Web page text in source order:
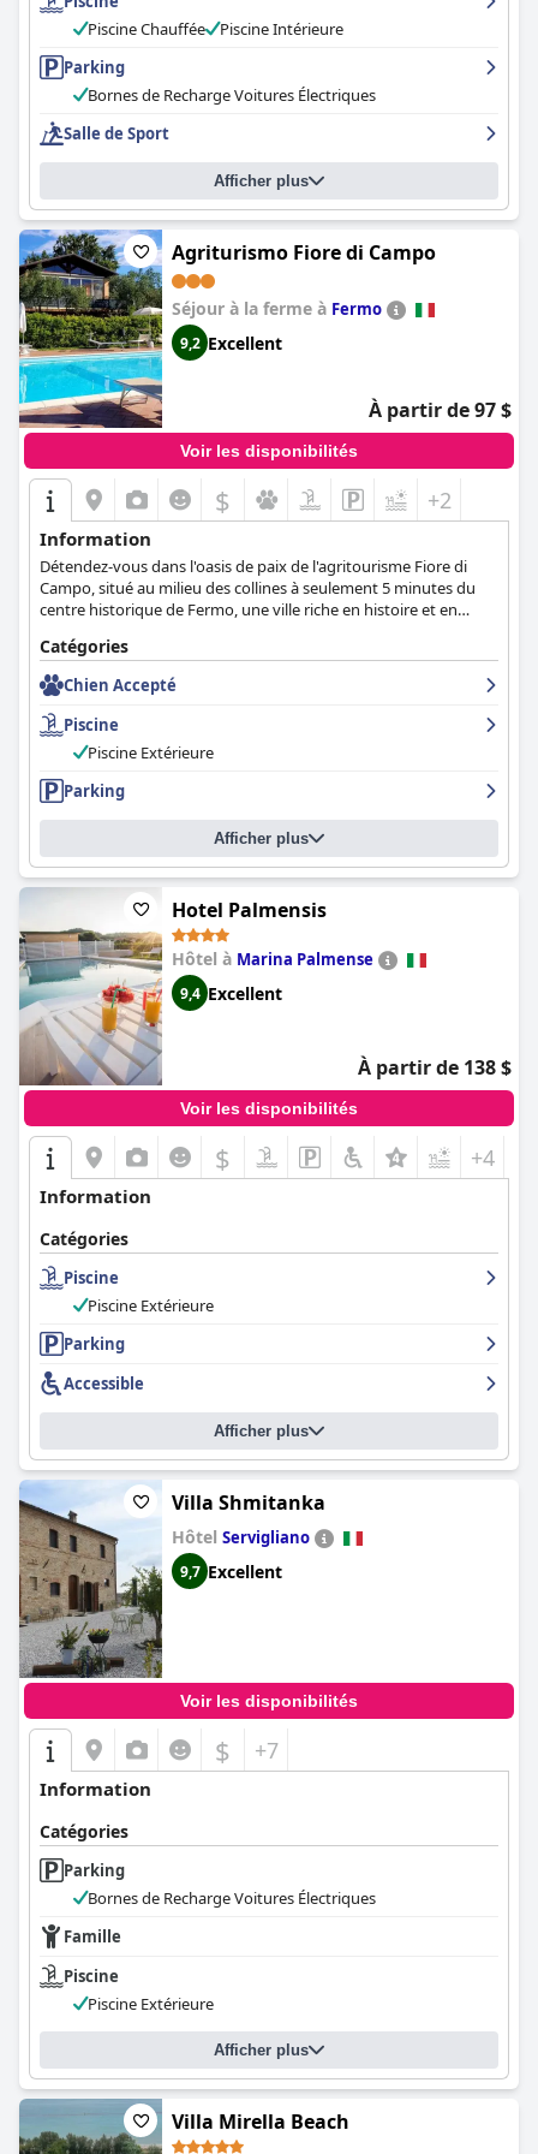
Piscine Chauffée
Piscine Intérieure
Parking
Bornes de Recharge Voitures Électriques
Salle de Sport
Afficher plus
Agriturismo Fiore di Campo
Séjour à la ferme à Fermo
9,2 Excellent
À partir de 97 $
Voir les disponibilités
$ +2
Information
Détendez-vous dans l'oasis de paix de l'agritourisme Fiore di
Campo, situé au milieu des collines à seulement 5 minutes du
centre historique de Fermo, une ville riche en histoire et en
parc national des Monti Sibillini. L'Agriturismo Fiore di Campo
propose des appartements joliment meublés et entièrement
équipés, une piscine, un jardin, un barbecue et une aire de jeux
pour enfants.
Catégories
Chien Accepté
Piscine
Piscine Extérieure
Parking
Afficher plus
Hotel Palmensis
Hôtel à Marina Palmense
9,4 Excellent
À partir de 138 $
Voir les disponibilités
$ +4
Information
Catégories
Piscine
Piscine Extérieure
Parking
Accessible
Afficher plus
Villa Shmitanka
Hôtel Servigliano
9,7 Excellent
Voir les disponibilités
$ +7
Information
Catégories
Parking
Bornes de Recharge Voitures Électriques
Famille
Piscine
Piscine Extérieure
Afficher plus
Villa Mirella Beach